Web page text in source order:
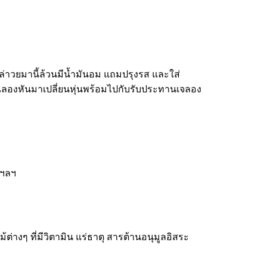
าวยมานี้ล้วนมีน้ำมันอม แถมปรุงรส และใส่
งหันมาเปลี่ยนหุ่นพร้อมไปกับรับประทานเจลอง
ลฯ
ม้ต่างๆ ที่มีวิตามิน แร่ธาตุ สารต้านอนุมูลอิสระ